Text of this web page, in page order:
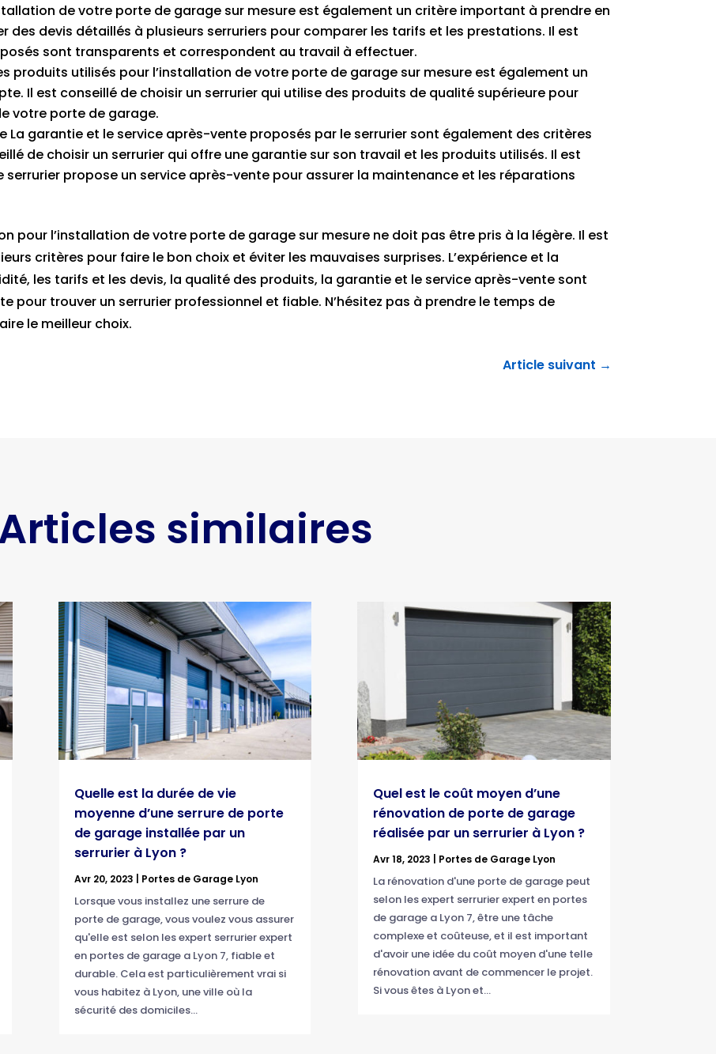
de votre porte de garage sur mesure est également un critère important à prendre en
des devis détaillés à plusieurs serruriers pour comparer les tarifs et les prestations. Il est
sont transparents et correspondent au travail à effectuer.
produits utilisés pour l’installation de votre porte de garage sur mesure est également un
Il est conseillé de choisir un serrurier qui utilise des produits de qualité supérieure pour
votre porte de garage.
La garantie et le service après-vente proposés par le serrurier sont également des critères
de choisir un serrurier qui offre une garantie sur son travail et les produits utilisés. Il est
propose un service après-vente pour assurer la maintenance et les réparations
pour l’installation de votre porte de garage sur mesure ne doit pas être pris à la légère. Il est
critères pour faire le bon choix et éviter les mauvaises surprises. L’expérience et la
les tarifs et les devis, la qualité des produits, la garantie et le service après-vente sont
pour trouver un serrurier professionnel et fiable. N’hésitez pas à prendre le temps de
le meilleur choix.
Article suivant →
similaires
Quelle est la durée de vie
moyenne d’une serrure de porte
de garage installée par un
serrurier à Lyon ?
Avr 20, 2023 Portes de Garage Lyon
Lorsque vous installez une serrure de
porte de garage, vous voulez vous assurer
qu'elle est selon les expert serrurier expert
en portes de garage a Lyon 7, fiable et
durable. Cela est particulièrement vrai si
vous habitez à Lyon, une ville où la
sécurité des domiciles...
Quel est le coût moyen d’une
rénovation de porte de garage
réalisée par un serrurier à Lyon ?
Avr 18, 2023 Portes de Garage Lyon
La rénovation d'une porte de garage peut
selon les expert serrurier expert en portes
de garage a Lyon 7, être une tâche
complexe et coûteuse, et il est important
d'avoir une idée du coût moyen d'une telle
rénovation avant de commencer le projet.
Si vous êtes à Lyon et...